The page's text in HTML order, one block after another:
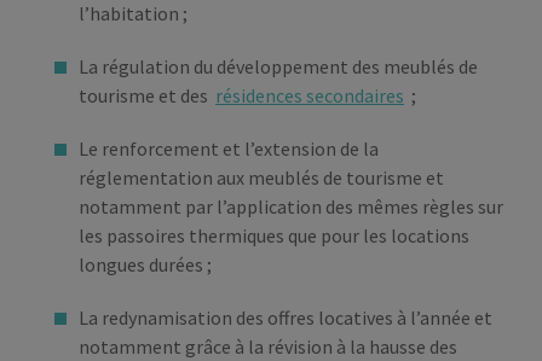
l’habitation ;
La régulation du développement des meublés de
tourisme et des résidences secondaires ;
Le renforcement et l’extension de la
réglementation aux meublés de tourisme et
notamment par l’application des mêmes règles sur
les passoires thermiques que pour les locations
longues durées ;
La redynamisation des offres locatives à l’année et
notamment grâce à la révision à la hausse des